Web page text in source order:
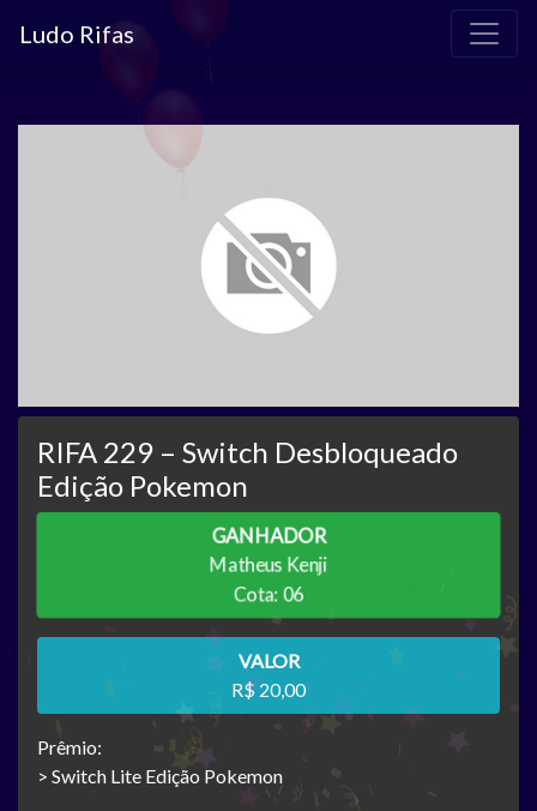
Ludo Rifas
RIFA 229 – Switch Desbloqueado
Edição Pokemon
GANHADOR
Matheus Kenji
Cota: 06
VALOR
R$ 20,00
Prêmio:
> Switch Lite Edição Pokemon